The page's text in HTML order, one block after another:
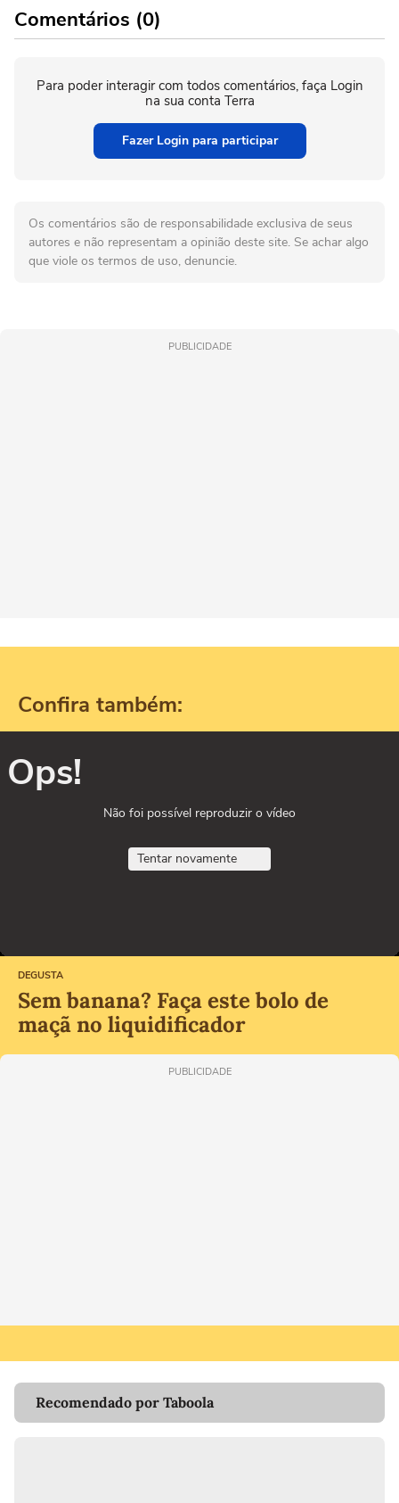
Comentários (0)
Para poder interagir com todos comentários, faça Login
na sua conta Terra
Fazer Login para participar
Os comentários são de responsabilidade exclusiva de seus
autores e não representam a opinião deste site. Se achar algo
que viole os termos de uso, denuncie.
PUBLICIDADE
Confira também:
Ops!
Não foi possível reproduzir o vídeo
Tentar novamente
DEGUSTA
Sem banana? Faça este bolo de
maçã no liquidificador
PUBLICIDADE
Recomendado por Taboola